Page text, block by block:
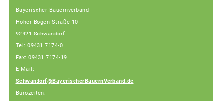
Bayerischer Bauernverband
Hoher-Bogen-Straße 10
92421 Schwandorf
Tel: 09431 7174-0
Fax: 09431 7174-19
E-Mail:
Schwandorf@BayerischerBauernVerband.de
Bürozeiten: